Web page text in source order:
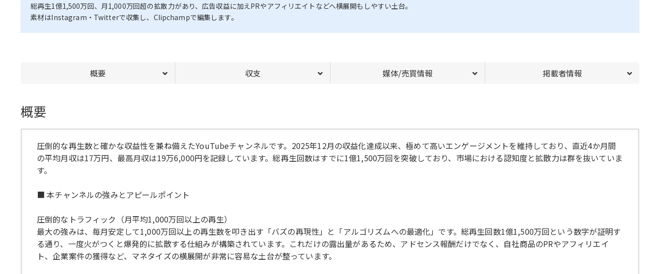
総再生1億1,500万回、月1,000万回超の拡散力があり、広告収益に加えPRやアフィリエイトなどへ横展開もしやすい土台。
素材はInstagram・Twitterで収集し、Clipchampで編集します。
概要 収支 媒体/売買情報 掲載者情報
概要
圧倒的な再生数と確かな収益性を兼ね備えたYouTubeチャンネルです。2025年12月の収益化達成以来、極めて高いエンゲージメントを維持しており、直近4か月間
の平均月収は17万円、最高月収は19万6,000円を記録しています。総再生回数はすでに1億1,500万回を突破しており、市場における認知度と拡散力は群を抜いていま
す。
■ 本チャンネルの強みとアピールポイント
圧倒的なトラフィック（月平均1,000万回以上の再生）
最大の強みは、毎月安定して1,000万回以上の再生数を叩き出す「バズの再現性」と「アルゴリズムへの最適化」です。総再生回数1億1,500万回という数字が証明す
る通り、一度火がつくと爆発的に拡散する仕組みが構築されています。これだけの露出量があるため、アドセンス報酬だけでなく、自社商品のPRやアフィリエイ
ト、企業案件の獲得など、マネタイズの横展開が非常に容易な土台が整っています。